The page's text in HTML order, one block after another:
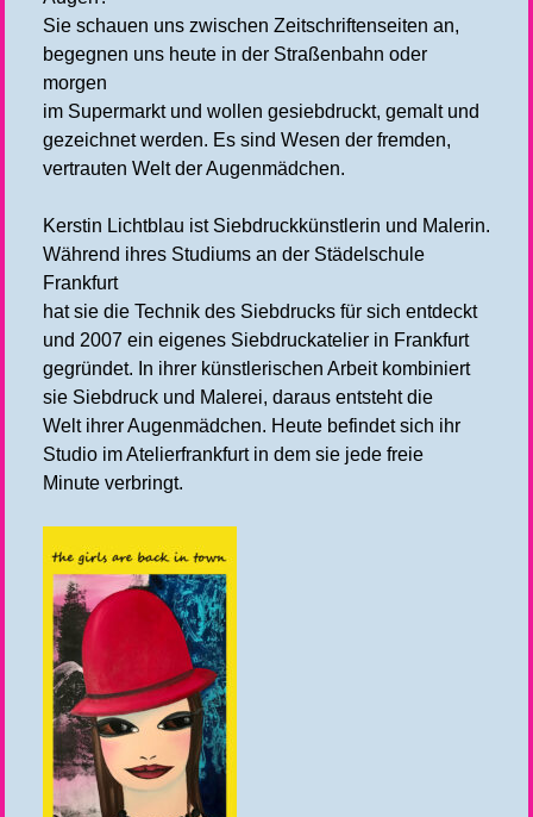
Sie schauen uns zwischen Zeitschriftenseiten an,
begegnen uns heute in der Straßenbahn oder
morgen
im Supermarkt und wollen gesiebdruckt, gemalt und
gezeichnet werden. Es sind Wesen der fremden,
vertrauten Welt der Augenmädchen.
Kerstin Lichtblau ist Siebdruckkünstlerin und Malerin.
Während ihres Studiums an der Städelschule
Frankfurt
hat sie die Technik des Siebdrucks für sich entdeckt
und 2007 ein eigenes Siebdruckatelier in Frankfurt
gegründet. In ihrer künstlerischen Arbeit kombiniert
sie Siebdruck und Malerei, daraus entsteht die
Welt ihrer Augenmädchen. Heute befindet sich ihr
Studio im Atelierfrankfurt in dem sie jede freie
Minute verbringt.